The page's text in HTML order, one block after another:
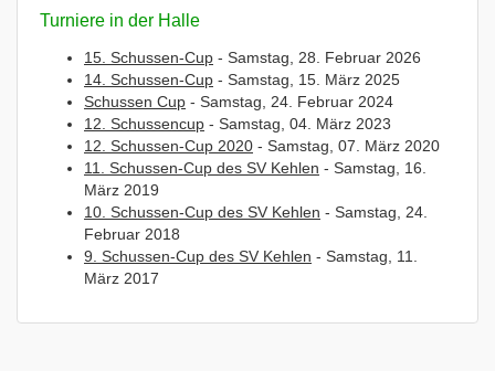
Turniere in der Halle
15. Schussen-Cup - Samstag, 28. Februar 2026
14. Schussen-Cup - Samstag, 15. März 2025
Schussen Cup - Samstag, 24. Februar 2024
12. Schussencup - Samstag, 04. März 2023
12. Schussen-Cup 2020 - Samstag, 07. März 2020
11. Schussen-Cup des SV Kehlen - Samstag, 16.
März 2019
10. Schussen-Cup des SV Kehlen - Samstag, 24.
Februar 2018
9. Schussen-Cup des SV Kehlen - Samstag, 11.
März 2017